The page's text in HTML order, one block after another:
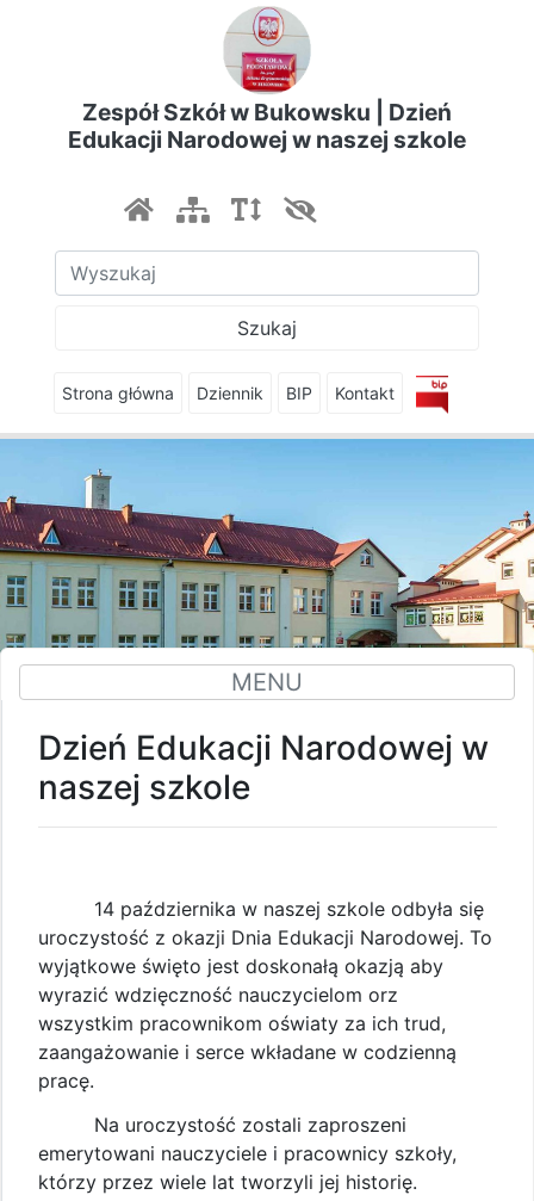
Zespół Szkół w Bukowsku | Dzień
Edukacji Narodowej w naszej szkole
Szukaj
Strona główna Dziennik BIP Kontakt
MENU
Dzień Edukacji Narodowej w
naszej szkole
14 października w naszej szkole odbyła się
uroczystość z okazji Dnia Edukacji Narodowej. To
wyjątkowe święto jest doskonałą okazją aby
wyrazić wdzięczność nauczycielom orz
wszystkim pracownikom oświaty za ich trud,
zaangażowanie i serce wkładane w codzienną
pracę.
Na uroczystość zostali zaproszeni
emerytowani nauczyciele i pracownicy szkoły,
którzy przez wiele lat tworzyli jej historię.